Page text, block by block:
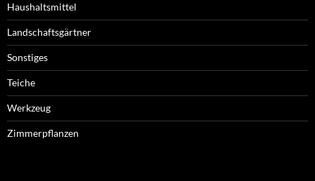
Haushaltsmittel
Landschaftsgärtner
Sonstiges
Teiche
Werkzeug
Zimmerpflanzen